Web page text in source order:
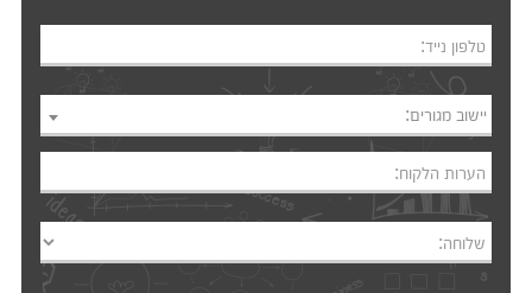
טלפון נייד:
יישוב מגורים:
הערות הלקוח:
שלוחה: